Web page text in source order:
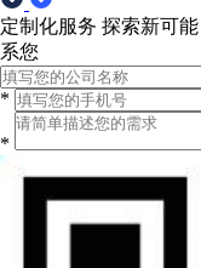
定制化服务 探索新可能
系您
*
*